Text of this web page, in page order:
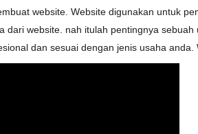
website. Website digunakan untuk
dari website. nah itulah pentingnya
dan sesuai dengan jenis usaha anda.